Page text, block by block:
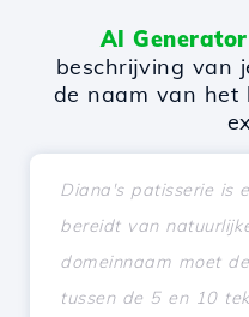
AI Generator
beschrijving van
de naam van het